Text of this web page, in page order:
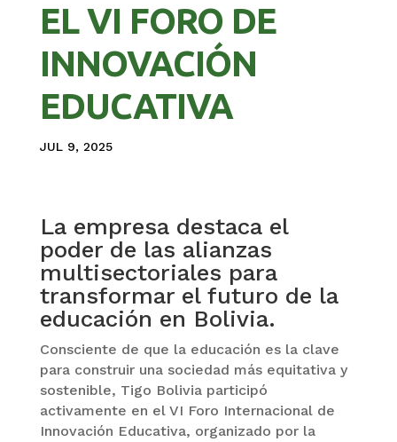
EL VI FORO DE
INNOVACIÓN
EDUCATIVA
JUL 9, 2025
La empresa destaca el
poder de las alianzas
multisectoriales para
transformar el futuro de la
educación en Bolivia.
Consciente de que la educación es la clave
para construir una sociedad más equitativa y
sostenible, Tigo Bolivia participó
activamente en el VI Foro Internacional de
Innovación Educativa, organizado por la